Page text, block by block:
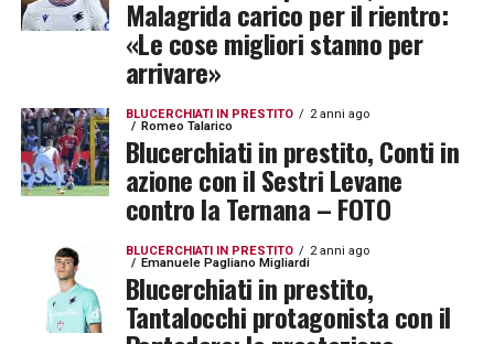
Malagrida carico per il rientro:
«Le cose migliori stanno per
arrivare»
BLUCERCHIATI IN PRESTITO
2 anni ago
Romeo Talarico
Blucerchiati in prestito, Conti in
azione con il Sestri Levane
contro la Ternana – FOTO
BLUCERCHIATI IN PRESTITO
2 anni ago
Emanuele Pagliano Migliardi
Blucerchiati in prestito,
Tantalocchi protagonista con il